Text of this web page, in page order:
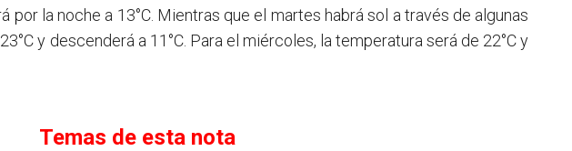
por la noche a 13°C. Mientras que el martes habrá sol a través de algunas
y descenderá a 11°C. Para el miércoles, la temperatura será de 22°C y
Temas de esta nota